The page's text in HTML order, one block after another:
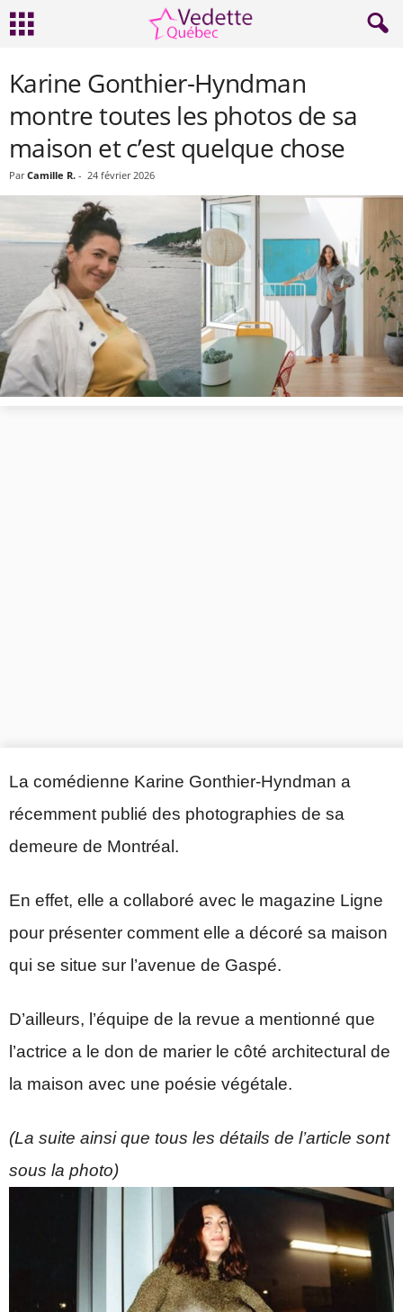
Karine Gonthier-Hyndman
montre toutes les photos de sa
maison et c’est quelque chose
Par Camille R. - 24 février 2026
La comédienne Karine Gonthier-Hyndman a
récemment publié des photographies de sa
demeure de Montréal.
En effet, elle a collaboré avec le magazine Ligne
pour présenter comment elle a décoré sa maison
qui se situe sur l’avenue de Gaspé.
D’ailleurs, l’équipe de la revue a mentionné que
l’actrice a le don de marier le côté architectural de
la maison avec une poésie végétale.
(La suite ainsi que tous les détails de l’article sont
sous la photo)